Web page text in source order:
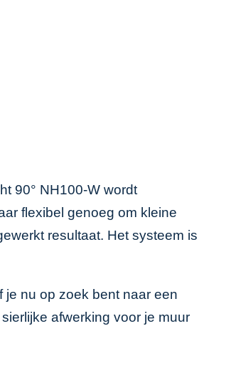
90° NH100-W wordt
flexibel genoeg om kleine
resultaat. Het systeem is
je nu op zoek bent naar een
afwerking voor je muur